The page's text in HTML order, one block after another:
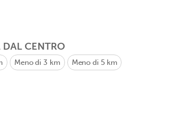
DAL CENTRO
Meno di 3 km Meno di 5 km